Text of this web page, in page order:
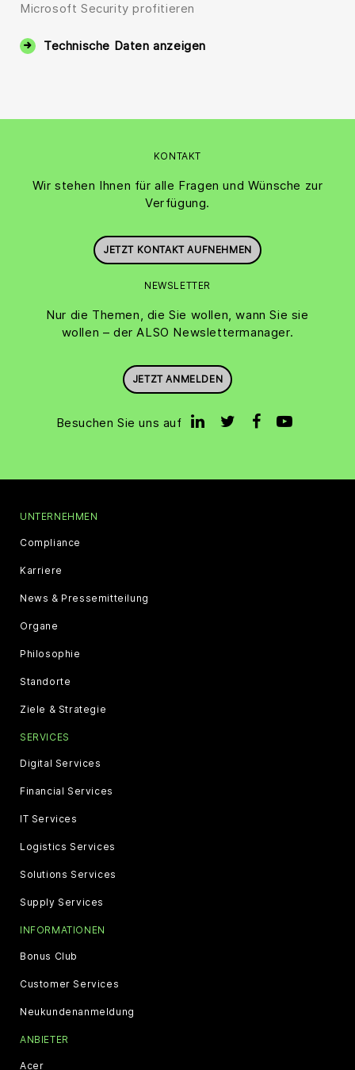
Microsoft Security profitieren
Technische Daten anzeigen
KONTAKT
Wir stehen Ihnen für alle Fragen und Wünsche zur
Verfügung.
JETZT KONTAKT AUFNEHMEN
NEWSLETTER
Nur die Themen, die Sie wollen, wann Sie sie
wollen – der ALSO Newslettermanager.
JETZT ANMELDEN
Besuchen Sie uns auf
UNTERNEHMEN
Compliance
Karriere
News & Pressemitteilung
Organe
Philosophie
Standorte
Ziele & Strategie
SERVICES
Digital Services
Financial Services
IT Services
Logistics Services
Solutions Services
Supply Services
INFORMATIONEN
Bonus Club
Customer Services
Neukundenanmeldung
ANBIETER
Acer